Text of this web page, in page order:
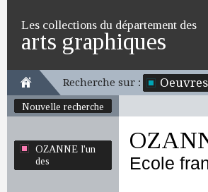
Les collections du département des
arts graphiques
Recherche sur : Oeuvres
Nouvelle recherche
OZANNE l'un
des
Ecole